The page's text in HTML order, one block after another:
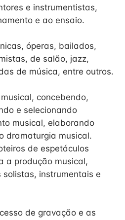
e instrumentistas,
e ao ensaio.
óperas, bailados,
de salão, jazz,
de música, entre outros.
concebendo,
e selecionando
musical, elaborando
dramaturgia musical.
de espetáculos
a produção musical,
solistas, instrumentais e
de gravação e as